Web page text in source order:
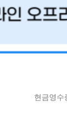
현금영수